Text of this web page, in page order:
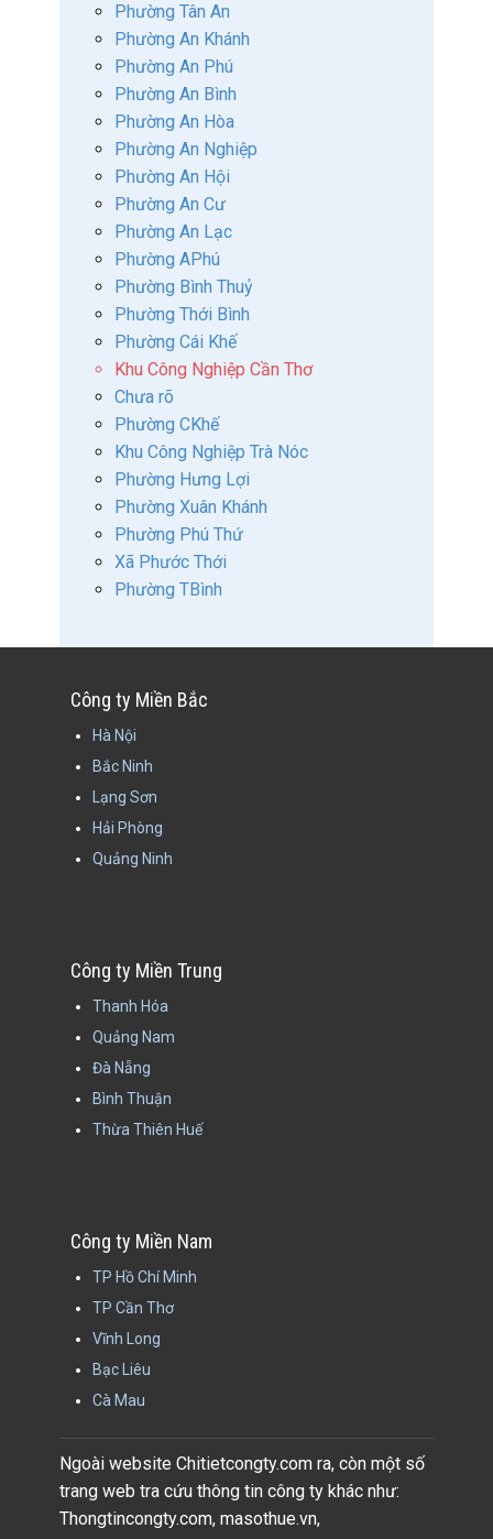
Phường Tân An
Phường An Khánh
Phường An Phú
Phường An Bình
Phường An Hòa
Phường An Nghiệp
Phường An Hội
Phường An Cư
Phường An Lạc
Phường APhú
Phường Bình Thuỷ
Phường Thới Bình
Phường Cái Khế
Khu Công Nghiệp Cần Thơ
Chưa rõ
Phường CKhế
Khu Công Nghiệp Trà Nóc
Phường Hưng Lợi
Phường Xuân Khánh
Phường Phú Thứ
Xã Phước Thới
Phường TBình
Công ty Miền Bắc
Hà Nội
Bắc Ninh
Lạng Sơn
Hải Phòng
Quảng Ninh
Công ty Miền Trung
Thanh Hóa
Quảng Nam
Đà Nẵng
Bình Thuận
Thừa Thiên Huế
Công ty Miền Nam
TP Hồ Chí Minh
TP Cần Thơ
Vĩnh Long
Bạc Liêu
Cà Mau
Ngoài website Chitietcongty.com ra, còn một số
trang web tra cứu thông tin công ty khác như:
Thongtincongty.com, masothue.vn,